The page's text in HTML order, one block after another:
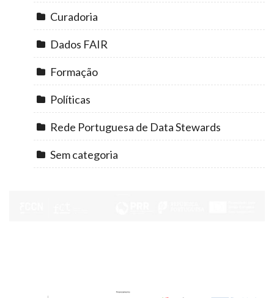
Curadoria
Dados FAIR
Formação
Políticas
Rede Portuguesa de Data Stewards
Sem categoria